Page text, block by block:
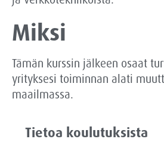
Miksi
Tämän kurssin jälkeen osaat
yrityksesi toiminnan alati
maailmassa.
Tietoa koulutuksista